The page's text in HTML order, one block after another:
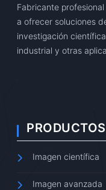
Fabricante
a ofrecer soluciones
investigación
industrial y otras
PRODUCTOS
Imagen científica
Imagen avanzada